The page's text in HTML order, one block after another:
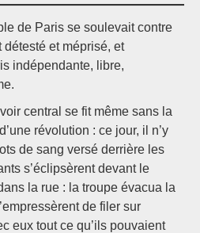
de Paris se soulevait contre
et méprisé, et
indépendante, libre,
central se fit même sans la
révolution : ce jour, il n’y
de sang versé derrière les
s’éclipsèrent devant le
la rue : la troupe évacua la
de filer sur
eux tout ce qu’ils pouvaient